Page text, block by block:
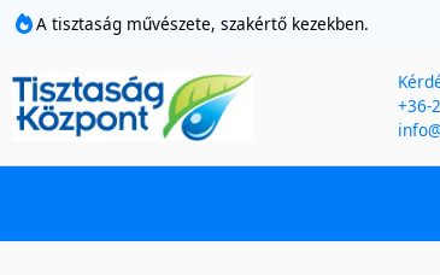
A tisztaság művészete, szakértő kezekben.
+36-